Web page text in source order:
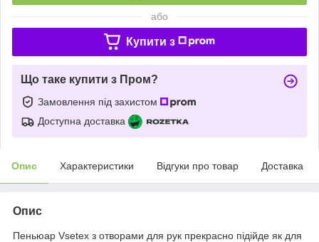
або
Купити з
Що таке купити з Пром?
Замовлення під захистом
Доступна доставка
Опис Характеристики Відгуки про товар Доставка
Опис
Пеньюар Vsetex з отворами для рук прекрасно підійде як для